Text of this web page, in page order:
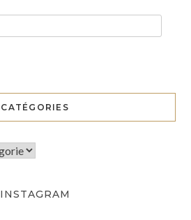
CATÉGORIES
INSTAGRAM